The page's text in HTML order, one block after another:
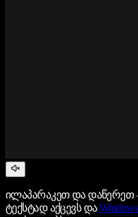
ილაპარაკეთ და დაწერეთ —
ტექსტად აქცევს და